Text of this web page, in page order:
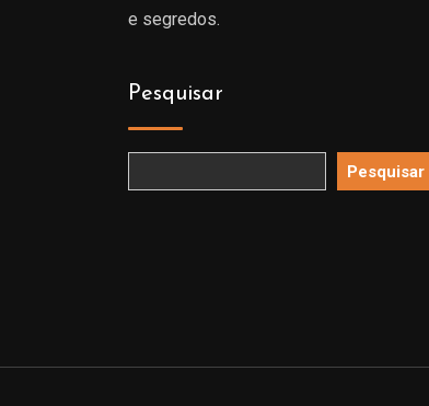
e segredos.
Pesquisar
Pesquisar